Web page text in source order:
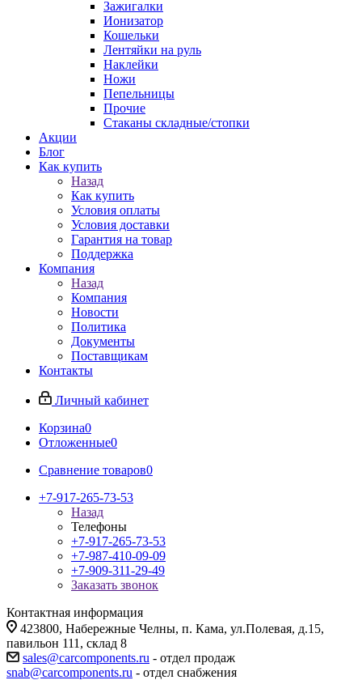
Зажигалки
Ионизатор
Кошельки
Лентяйки на руль
Наклейки
Ножи
Пепельницы
Прочие
Стаканы складные/стопки
Акции
Блог
Как купить
Назад
Как купить
Условия оплаты
Условия доставки
Гарантия на товар
Поддержка
Компания
Назад
Компания
Новости
Политика
Документы
Поставщикам
Контакты
Личный кабинет
Корзина0
Отложенные0
Сравнение товаров0
+7-917-265-73-53
Назад
Телефоны
+7-917-265-73-53
+7-987-410-09-09
+7-909-311-29-49
Заказать звонок
Контактная информация
423800, Набережные Челны, п. Кама, ул.Полевая, д.15,
павильон 111, склад 8
sales@carcomponents.ru - отдел продаж
snab@carcomponents.ru - отдел снабжения